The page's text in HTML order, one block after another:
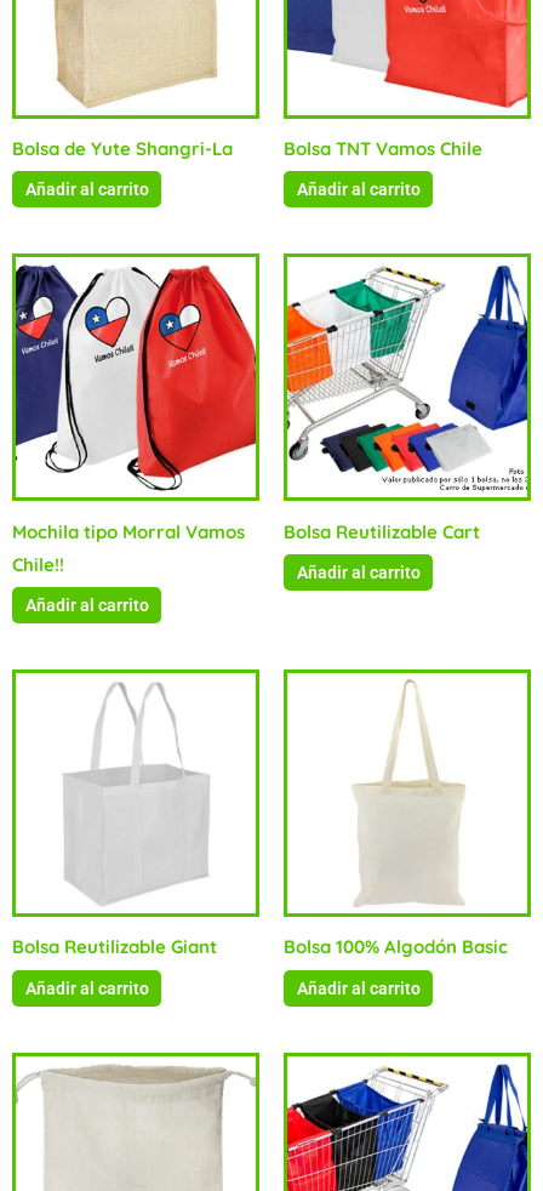
Bolsa de Yute Shangri-La
Añadir al carrito
Bolsa TNT Vamos Chile
Añadir al carrito
Mochila tipo Morral Vamos
Chile!!
Añadir al carrito
Bolsa Reutilizable Cart
Añadir al carrito
Bolsa Reutilizable Giant
Añadir al carrito
Bolsa 100% Algodón Basic
Añadir al carrito